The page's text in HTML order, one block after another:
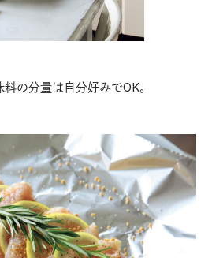
の分量は自分好みでOK。